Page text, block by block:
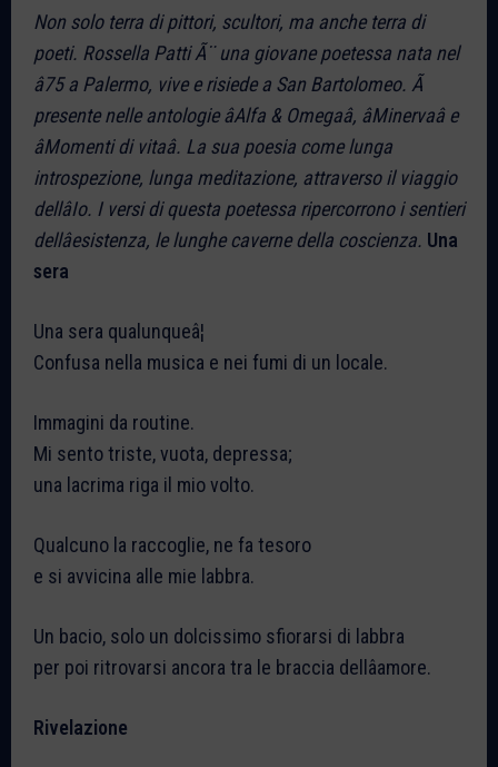
Non solo terra di pittori, scultori, ma anche terra di
poeti. Rossella Patti Ã¨ una giovane poetessa nata nel
â75 a Palermo, vive e risiede a San Bartolomeo. Ã
presente nelle antologie âAlfa & Omegaâ, âMinervaâ e
âMomenti di vitaâ. La sua poesia come lunga
introspezione, lunga meditazione, attraverso il viaggio
dellâIo. I versi di questa poetessa ripercorrono i sentieri
dellâesistenza, le lunghe caverne della coscienza. Una
sera
Una sera qualunqueâ¦
Confusa nella musica e nei fumi di un locale.
Immagini da routine.
Mi sento triste, vuota, depressa;
una lacrima riga il mio volto.
Qualcuno la raccoglie, ne fa tesoro
e si avvicina alle mie labbra.
Un bacio, solo un dolcissimo sfiorarsi di labbra
per poi ritrovarsi ancora tra le braccia dellâamore.
Rivelazione